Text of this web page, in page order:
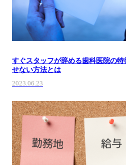
すぐスタッフが辞める歯科医院の
せない方法とは
2023.06.23